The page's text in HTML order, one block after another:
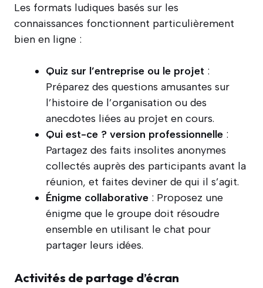
Les formats ludiques basés sur les
connaissances fonctionnent particulièrement
bien en ligne :
Quiz sur l’entreprise ou le projet :
Préparez des questions amusantes sur
l’histoire de l’organisation ou des
anecdotes liées au projet en cours.
Qui est-ce ? version professionnelle :
Partagez des faits insolites anonymes
collectés auprès des participants avant la
réunion, et faites deviner de qui il s’agit.
Énigme collaborative : Proposez une
énigme que le groupe doit résoudre
ensemble en utilisant le chat pour
partager leurs idées.
Activités de partage d’écran